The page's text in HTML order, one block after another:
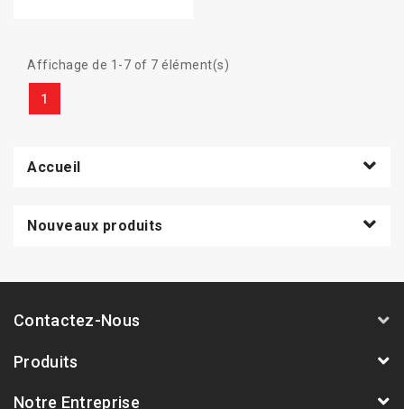
Affichage de 1-7 of 7 élément(s)
1
Accueil
Nouveaux produits
Contactez-Nous
Produits
Notre Entreprise